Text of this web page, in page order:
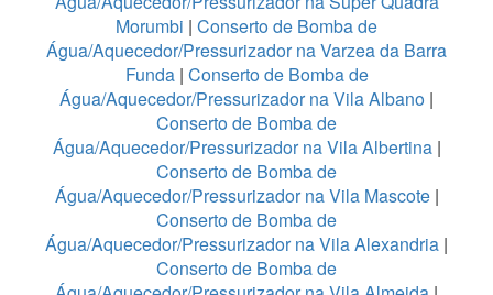
Morumbi | Conserto de Bomba de
Água/Aquecedor/Pressurizador na Varzea da Barra
Funda| Conserto de Bomba de
Água/Aquecedor/Pressurizador na Vila Albano |
Conserto de Bomba de
Água/Aquecedor/Pressurizador na Vila Albertina|
Conserto de Bomba de
Água/Aquecedor/Pressurizador na Vila Mascote|
Conserto de Bomba de
Água/Aquecedor/Pressurizador na Vila Alexandria |
Conserto de Bomba de